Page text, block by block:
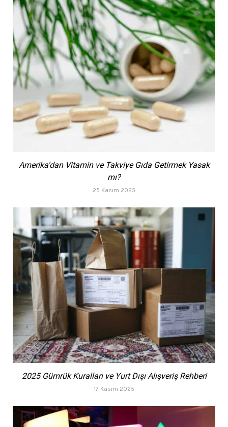
Amerika’dan Vitamin ve Takviye Gıda Getirmek Yasak
mı?
25 Kasım 2025
2025 Gümrük Kuralları ve Yurt Dışı Alışveriş Rehberi
17 Kasım 2025